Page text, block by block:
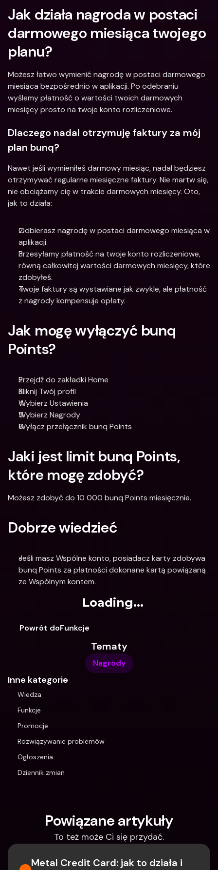
Jak działa nagroda w postaci
darmowego miesiąca twojego
planu?
Możesz łatwo wymienić nagrodę w postaci darmowego
miesiąca bezpośrednio w aplikacji. Po odebraniu
wyślemy płatność o wartości twoich darmowych
miesięcy prosto na twoje konto rozliczeniowe.
Dlaczego nadal otrzymuję faktury za mój
plan bunq?
Nawet jeśli wymieniłeś darmowy miesiąc, nadal będziesz
otrzymywać regularne miesięczne faktury. Nie martw się,
nie obciążamy cię w trakcie darmowych miesięcy. Oto,
jak to działa:
Odbierasz nagrodę w postaci darmowego miesiąca w
aplikacji.
Przesyłamy płatność na twoje konto rozliczeniowe,
równą całkowitej wartości darmowych miesięcy, które
zdobyłeś.
Twoje faktury są wystawiane jak zwykle, ale płatność
z nagrody kompensuje opłaty.
Jak mogę wyłączyć bunq
Points?
Przejdź do zakładki Home
Kliknij Twój profil
Wybierz Ustawienia
Wybierz Nagrody
Wyłącz przełącznik bunq Points
Jaki jest limit bunq Points,
które mogę zdobyć?
Możesz zdobyć do 10 000 bunq Points miesięcznie.
Dobrze wiedzieć
Jeśli masz Wspólne konto, posiadacz karty zdobywa
bunq Points za płatności dokonane kartą powiązaną
ze Wspólnym kontem.
Loading...
Powrót doFunkcje
Tematy
Nagrody
Inne kategorie
Wiedza
Funkcje
Promocje
Rozwiązywanie problemów
Ogłoszenia
Dziennik zmian
Powiązane artykuły
To też może Ci się przydać.
Metal Credit Card: jak to działa i